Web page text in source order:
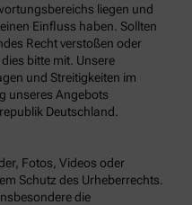
liegen und
Einfluss haben. Sollten
Recht verstoßen oder
bitte mit. Unsere
und Streitigkeiten im
unseres Angebots
Deutschland.
Fotos, Videos oder
Schutz des Urheberrechts.
die